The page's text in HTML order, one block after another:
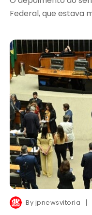
Federal, que estava
By jpnewsvitoria